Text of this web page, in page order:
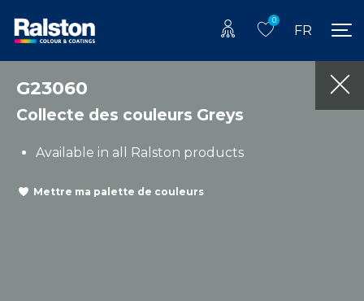
0
FR
G23060
Collecte des couleurs Greys
Available in all Ralston products
Mettre ma palette de couleurs